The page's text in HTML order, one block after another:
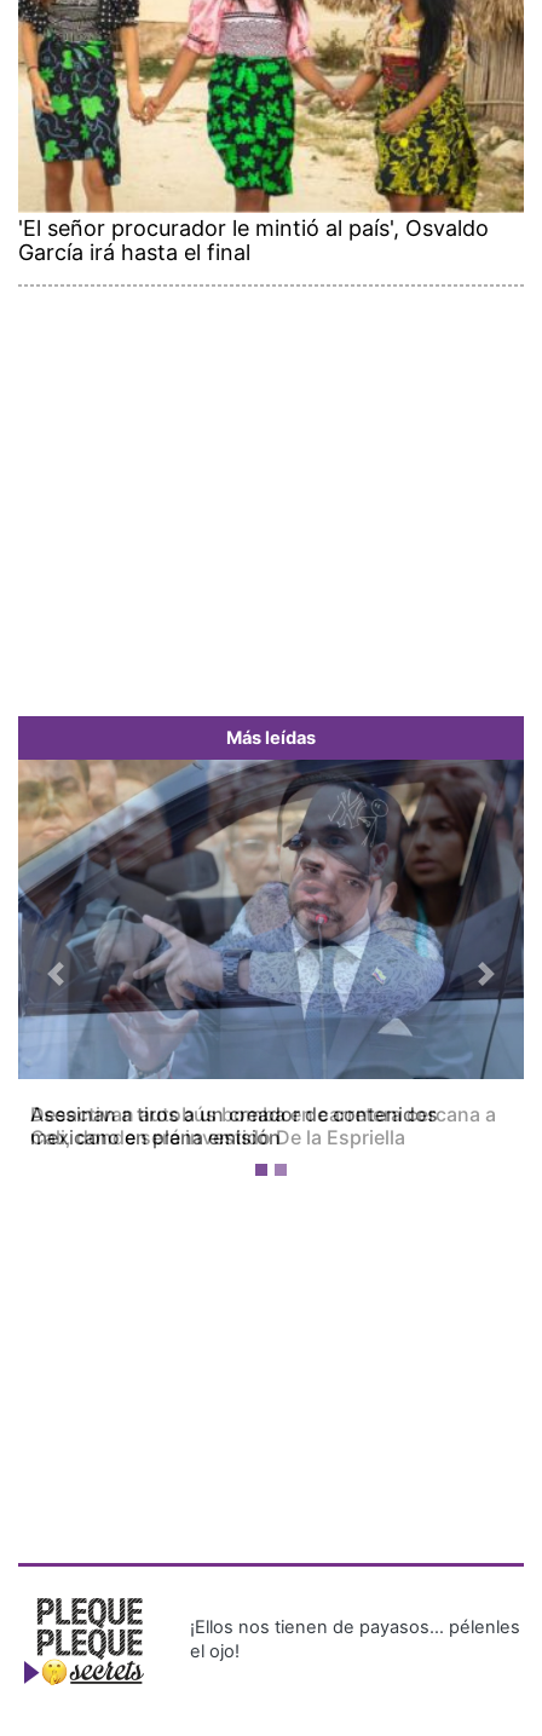
'El señor procurador le mintió al país', Osvaldo
García irá hasta el final
Más leídas
Desactivan autobús bomba en carretera cercana a
Cali, donde será investido De la Espriella
Previous Next
¡Ellos nos tienen de payasos… pélenles
el ojo!